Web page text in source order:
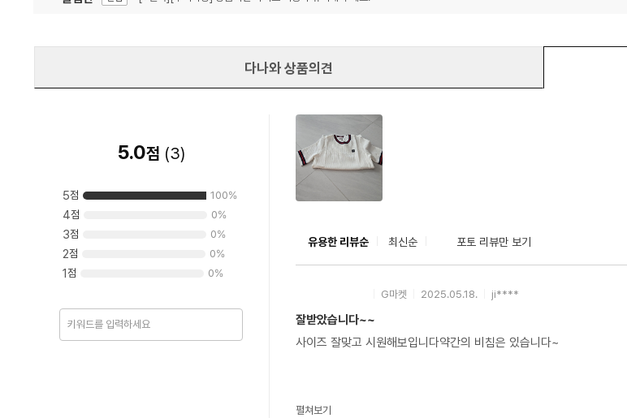
다나와 상품의견
5.0점 (3)
5점 100%
4점 0%
3점 0%
2점 0%
1점 0%
유용한 리뷰순 최신순 포토 리뷰만 보기
G마켓 2025.05.18. ji****
잘받았습니다~~
사이즈 잘맞고 시원해보입니다약간의 비침은 있습니다~
펼쳐보기